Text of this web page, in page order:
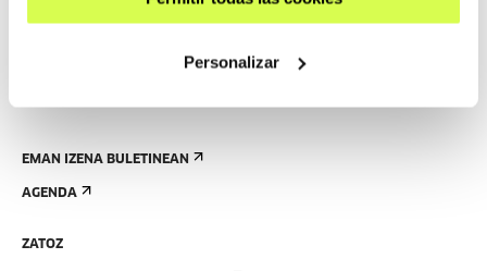
Personalizar
EMAN IZENA BULETINEAN
AGENDA
ZATOZ